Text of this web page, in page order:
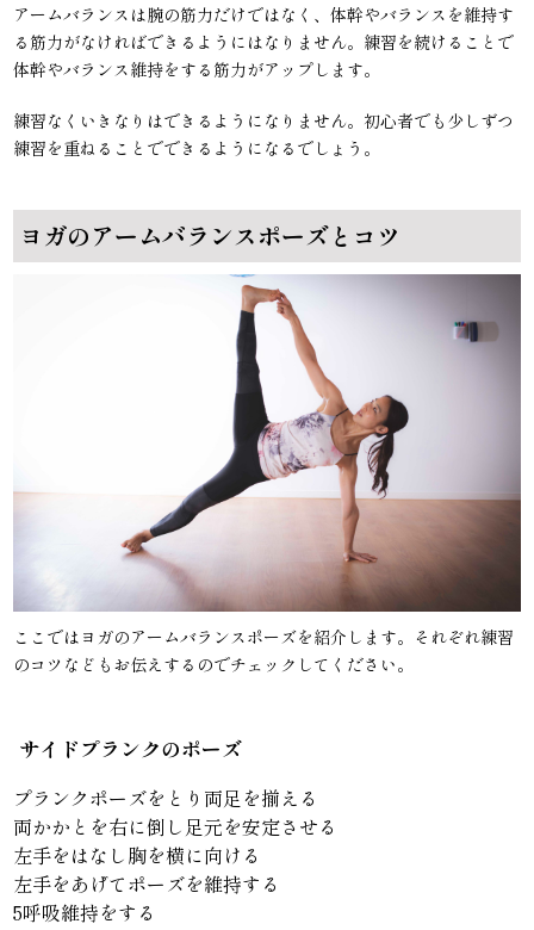
アームバランスは腕の筋力だけではなく、体幹やバランスを維持す
る筋力がなければできるようにはなりません。練習を続けることで
体幹やバランス維持をする筋力がアップします。
練習なくいきなりはできるようになりません。初心者でも少しずつ
練習を重ねることでできるようになるでしょう。
ヨガのアームバランスポーズとコツ
ここではヨガのアームバランスポーズを紹介します。それぞれ練習
のコツなどもお伝えするのでチェックしてください。
サイドプランクのポーズ
プランクポーズをとり両足を揃える
両かかとを右に倒し足元を安定させる
左手をはなし胸を横に向ける
左手をあげてポーズを維持する
5呼吸維持をする